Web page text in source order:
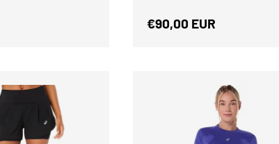
Precio normal
€90,00 EUR